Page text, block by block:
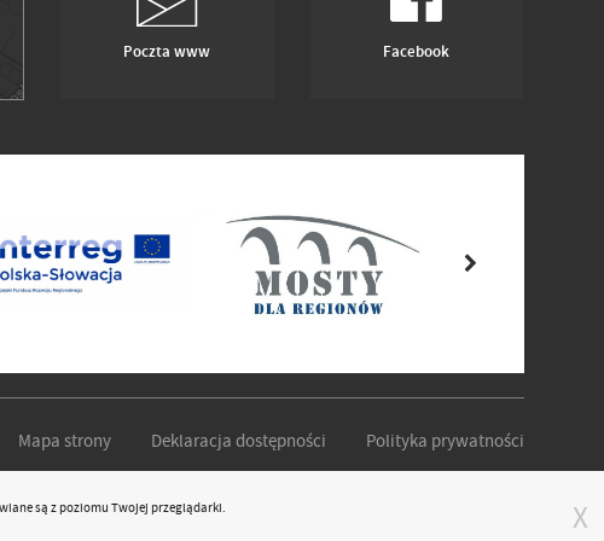
Poczta www Facebook
Mapa strony Deklaracja dostępności Polityka prywatności
X
są z poziomu Twojej przeglądarki.